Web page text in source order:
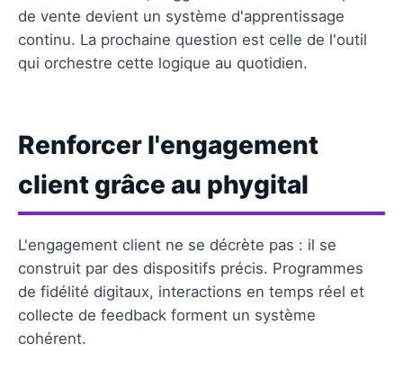
de vente devient un système d'apprentissage
continu. La prochaine question est celle de l'outil
qui orchestre cette logique au quotidien.
Renforcer l'engagement
client grâce au phygital
L'engagement client ne se décrète pas : il se
construit par des dispositifs précis. Programmes
de fidélité digitaux, interactions en temps réel et
collecte de feedback forment un système
cohérent.